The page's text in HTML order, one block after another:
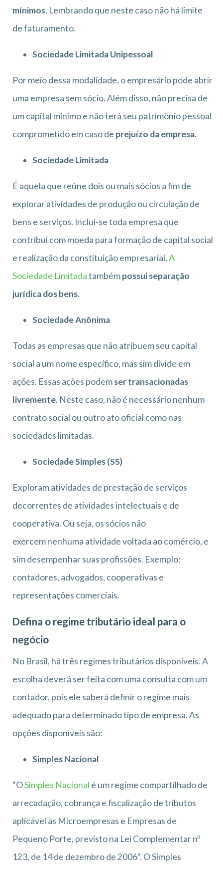
mínimos. Lembrando que neste caso não há limite
de faturamento.
Sociedade Limitada Unipessoal
Por meio dessa modalidade, o empresário pode abrir
uma empresa sem sócio. Além disso, não precisa de
um capital mínimo e não terá seu patrimônio pessoal
comprometido em caso de prejuízo da empresa.
Sociedade Limitada
É aquela que reúne dois ou mais sócios a fim de
explorar atividades de produção ou circulação de
bens e serviços. Inclui-se toda empresa que
contribui com moeda para formação de capital social
e realização da constituição empresarial.A
Sociedade Limitadatambémpossui separação
jurídica dos bens.
Sociedade Anônima
Todas as empresas que não atribuem seu capital
social a um nome específico, mas sim divide em
ações. Essas ações podemser transacionadas
livremente. Neste caso, não é necessário nenhum
contrato social ou outro ato oficial como nas
sociedades limitadas.
Sociedade Simples (SS)
Exploram atividades de prestação de serviços
decorrentes de atividades intelectuais e de
cooperativa. Ou seja, os sócios não
exercem nenhuma atividade voltada ao comércio, e
sim desempenhar suas profissões. Exemplo:
contadores, advogados, cooperativas e
representações comerciais.
Defina o regime tributário ideal para o
negócio
No Brasil, há três regimes tributários disponíveis. A
escolha deverá ser feita com uma consulta com um
contador, pois ele saberá definir o regime mais
adequado para determinado tipo de empresa. As
opções disponíveis são:
Simples Nacional
“OSimples Nacional é um regime compartilhado de
arrecadação, cobrança e fiscalização de tributos
aplicável às Microempresas e Empresas de
Pequeno Porte, previsto na Lei Complementar nº
123, de 14 de dezembro de 2006”. O Simples